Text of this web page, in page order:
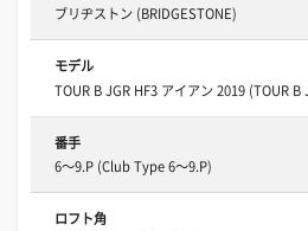
ブリヂストン (BRIDGESTONE)
モデル
TOUR B JGR HF3 アイアン 2019 (TOUR B
番手
6～9.P (Club Type 6～9.P)
ロフト角